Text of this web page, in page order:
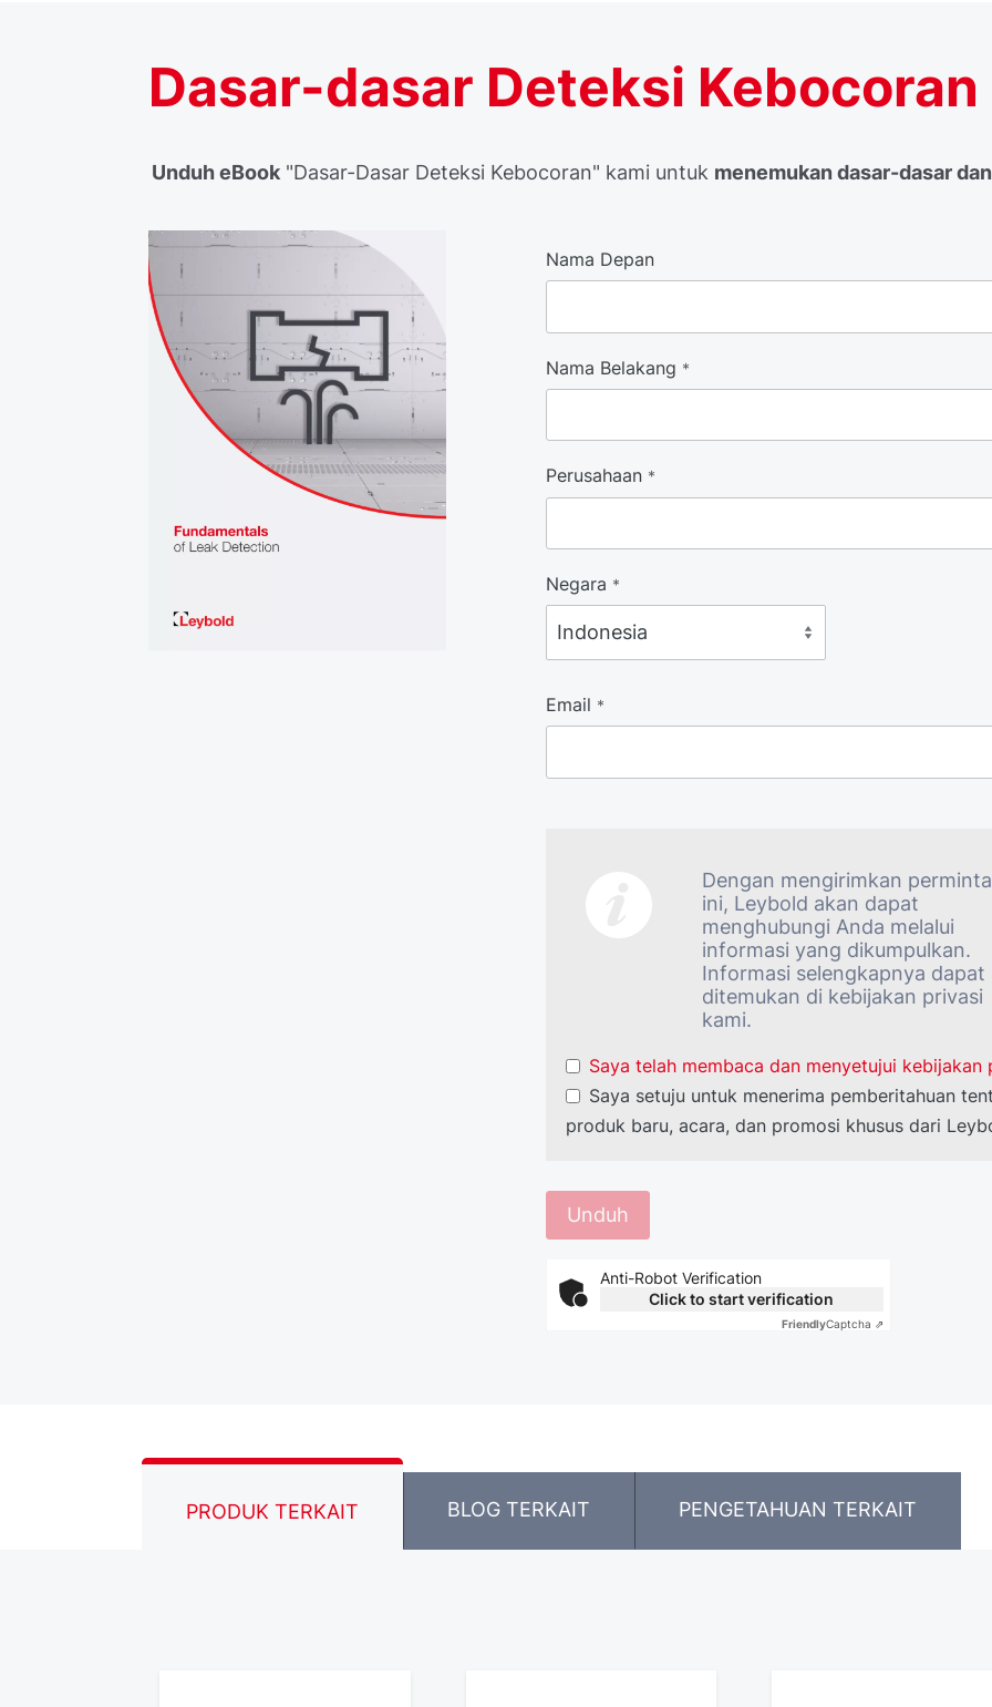
Dasar-dasar Deteksi Kebocoran
Unduh eBook "Dasar-Dasar Deteksi Kebocoran" kami untuk menemukan dasar-dasar
Nama Depan
Nama Belakang *
Perusahaan *
Negara *
Email *
Dengan mengirimkan
ini, Leybold akan dapat
menghubungi Anda melalui
informasi yang dikumpulkan.
Informasi selengkapnya dapat
ditemukan di kebijakan privasi
kami.
Saya telah membaca dan menyetujui kebijakan
Saya setuju untuk menerima pemberitahuan
produk baru, acara, dan promosi khusus dari
Anti-Robot Verification
Click to start verification
FriendlyCaptcha ⇗
PRODUK TERKAIT BLOG TERKAIT PENGETAHUAN TERKAIT